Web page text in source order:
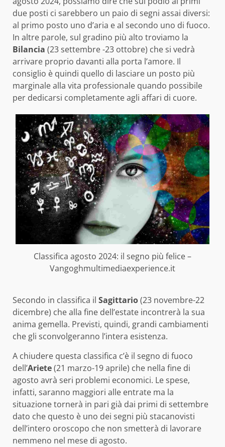
due posti ci sarebbero un paio di segni assai diversi:
al primo posto uno d’aria e al secondo uno di fuoco.
In altre parole, sul gradino più alto troviamo la
Bilancia (23 settembre -23 ottobre) che si vedrà
arrivare proprio davanti alla porta l’amore. Il
consiglio è quindi quello di lasciare un posto più
marginale alla vita professionale quando possibile
per dedicarsi completamente agli affari di cuore.
Classifica agosto 2024: il segno più felice –
Vangoghmultimediaexperience.it
Secondo in classifica il Sagittario(23 novembre-22
dicembre) che alla fine dell’estate incontrerà la sua
anima gemella. Previsti, quindi, grandi cambiamenti
che gli sconvolgeranno l’intera esistenza.
A chiudere questa classifica c’è il segno di fuoco
dell’Ariete(21 marzo-19 aprile) che nella fine di
agosto avrà seri problemi economici. Le spese,
infatti, saranno maggiori alle entrate ma la
situazione tornerà in pari già dai primi di settembre
dato che questo è uno dei segni più stacanovisti
dell’intero oroscopo che non smetterà di lavorare
nemmeno nel mese di agosto.